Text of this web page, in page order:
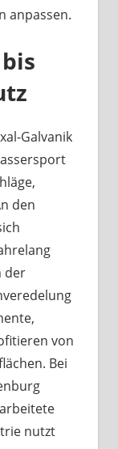
anpassen.
Galvanik
den
der
von
Bei
nutzt